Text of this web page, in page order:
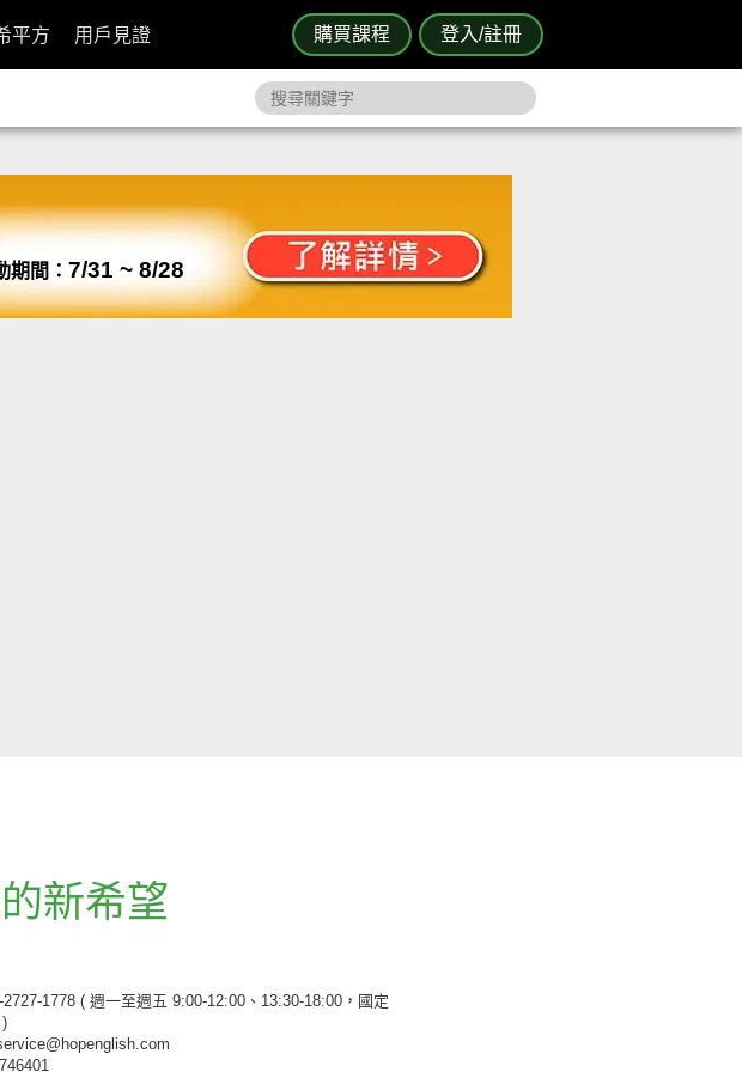
購買課程 登入/註冊
平方 用戶見證
期間： 7/31 ~ 8/28
新希望
1778 ( 週一至週五 9:00-12:00、13:30-18:00，國定